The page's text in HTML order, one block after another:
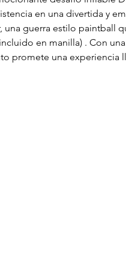
en una divertida y
una guerra estilo paintball
en manilla) . Con
promete una experiencia